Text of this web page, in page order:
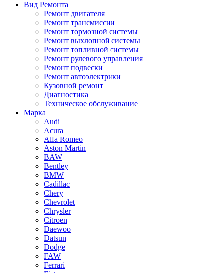
Вид Ремонта
Ремонт двигателя
Ремонт трансмиссии
Ремонт тормозной системы
Ремонт выхлопной системы
Ремонт топливной системы
Ремонт рулевого управления
Ремонт подвески
Ремонт автоэлектрики
Кузовной ремонт
Диагностика
Техническое обслуживание
Марка
Audi
Acura
Alfa Romeo
Aston Martin
BAW
Bentley
BMW
Cadillac
Chery
Chevrolet
Chrysler
Citroen
Daewoo
Datsun
Dodge
FAW
Ferrari